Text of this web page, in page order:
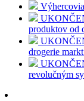
produktov od
drogerie
revolučným